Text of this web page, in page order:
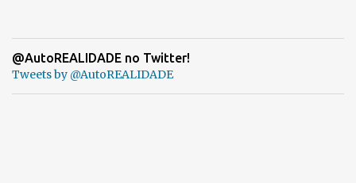
@AutoREALIDADE no Twitter!
Tweets by @AutoREALIDADE